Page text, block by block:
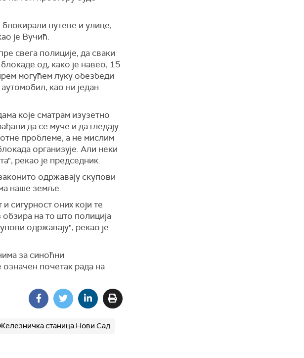
путеве и улице,
је Вучић.
свега полиције, да сваки
од, како је навео, 15
могућем луку обезбеди
као ни један
које сматрам изузетно
да се муче и да гледају
проблеме, а не мислим
организује. Али неки
рекао је председник.
одржавају скупови
наше земље.
сигурност оних који те
на то што полиција
одржавају", рекао је
за синоћни
означен почетак рада на
станица Нови Сад